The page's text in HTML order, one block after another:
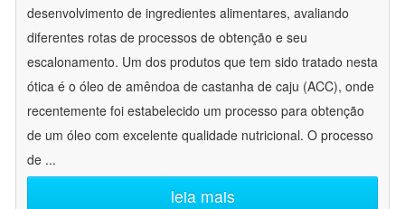
desenvolvimento de ingredientes alimentares, avaliando
diferentes rotas de processos de obtenção e seu
escalonamento. Um dos produtos que tem sido tratado nesta
ótica é o óleo de amêndoa de castanha de caju (ACC), onde
recentemente foi estabelecido um processo para obtenção
de um óleo com excelente qualidade nutricional. O processo
de ...
leia mais